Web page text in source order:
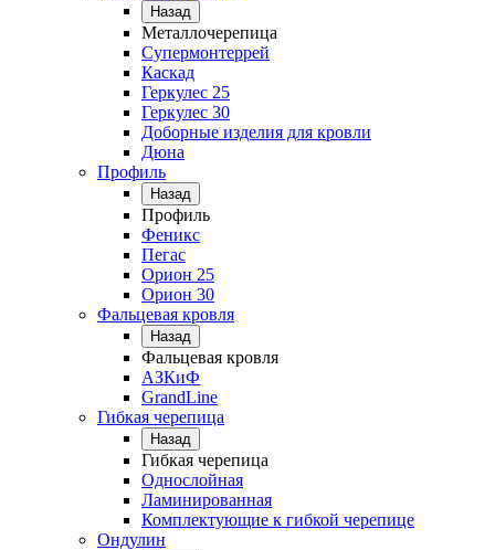
Назад
Металлочерепица
Супермонтеррей
Каскад
Геркулес 25
Геркулес 30
Доборные изделия для кровли
Дюна
Профиль
Назад
Профиль
Феникс
Пегас
Орион 25
Орион 30
Фальцевая кровля
Назад
Фальцевая кровля
АЗКиФ
GrandLine
Гибкая черепица
Назад
Гибкая черепица
Однослойная
Ламинированная
Комплектующие к гибкой черепице
Ондулин